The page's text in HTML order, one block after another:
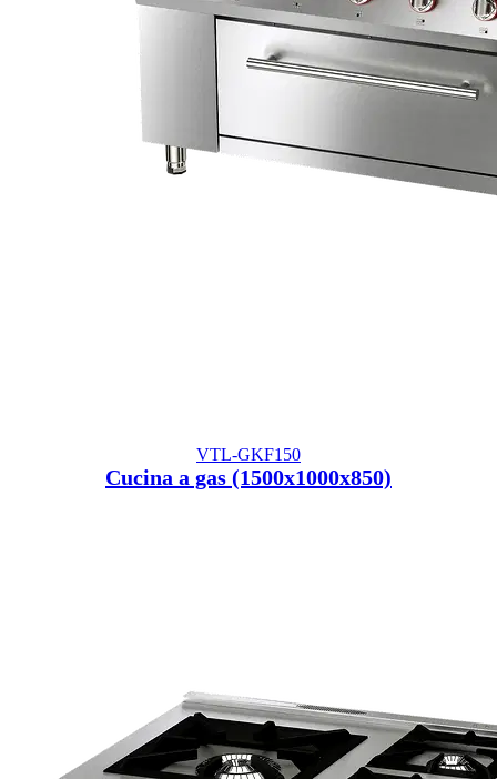
VTL-GKF150
Cucina a gas (1500x1000x850)